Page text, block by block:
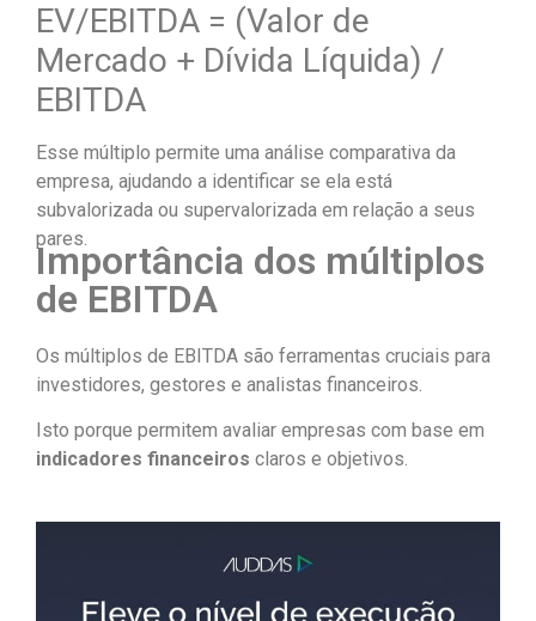
EV/EBITDA = (Valor de
Mercado + Dívida Líquida) /
EBITDA
Esse múltiplo permite uma análise comparativa da
empresa, ajudando a identificar se ela está
subvalorizada ou supervalorizada em relação a seus
pares.
Importância dos múltiplos
de EBITDA
Os múltiplos de EBITDA são ferramentas cruciais para
investidores, gestores e analistas financeiros.
Isto porque permitem avaliar empresas com base em
indicadores financeiros claros e objetivos.